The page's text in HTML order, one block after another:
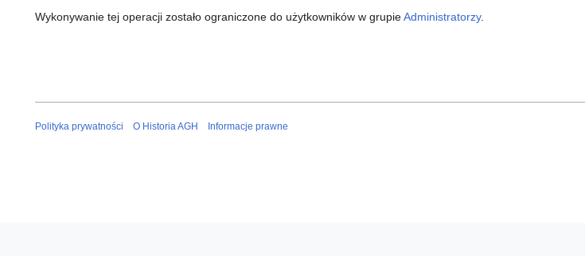
Wykonywanie tej operacji zostało ograniczone do użytkowników w grupieAdministratorzy.
Polityka prywatności O Historia AGH Informacje prawne